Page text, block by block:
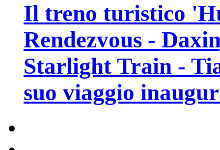
Il treno turistico
Rendezvous -
Starlight Train -
suo viaggio